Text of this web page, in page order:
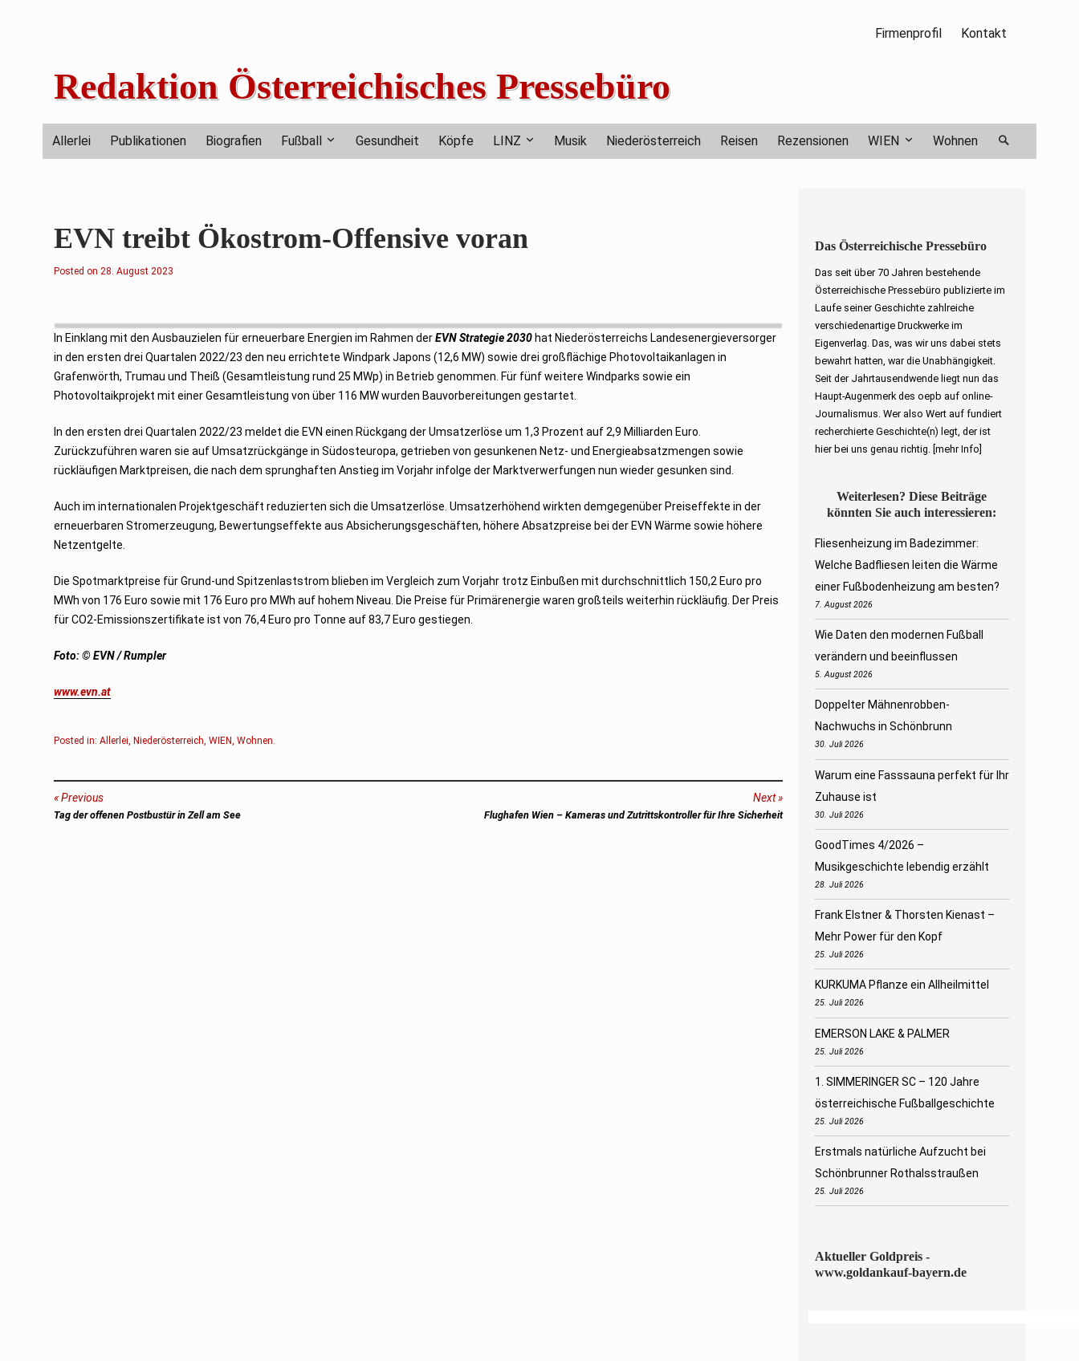
Firmenprofil Kontakt
Redaktion Österreichisches Pressebüro
Allerlei Publikationen Biografien Fußball Gesundheit Köpfe LINZ Musik Niederösterreich Reisen Rezensionen WIEN Wohnen
EVN treibt Ökostrom-Offensive voran
Posted on 2
g
u
s
t
2
0
3
28. August 2023
In Einklang mit den Ausbauzielen für erneuerbare Energien im Rahmen derEVN Strategie 2030hat Niederösterreichs Landesenergieversorger
in den ersten drei Quartalen 2022/23 den neu errichtete Windpark Japons (12,6 MW) sowie drei großflächige Photovoltaikanlagen in
Grafenwörth, Trumau und Theiß (Gesamtleistung rund 25 MWp) in Betrieb genommen. Für fünf weitere Windparks sowie ein
Photovoltaikprojekt mit einer Gesamtleistung von über 116 MW wurden Bauvorbereitungen gestartet.
In den ersten drei Quartalen 2022/23 meldet die EVN einen Rückgang der Umsatzerlöse um 1,3 Prozent auf 2,9 Milliarden Euro.
Zurückzuführen waren sie auf Umsatzrückgänge in Südosteuropa, getrieben von gesunkenen Netz- und Energieabsatzmengen sowie
rückläufigen Marktpreisen, die nach dem sprunghaften Anstieg im Vorjahr infolge der Marktverwerfungen nun wieder gesunken sind.
Auch im internationalen Projektgeschäft reduzierten sich die Umsatzerlöse. Umsatzerhöhend wirkten demgegenüber Preiseffekte in der
erneuerbaren Stromerzeugung, Bewertungseffekte aus Absicherungsgeschäften, höhere Absatzpreise bei der EVN Wärme sowie höhere
Netzentgelte.
Die Spotmarktpreise für Grund-und Spitzenlaststrom blieben im Vergleich zum Vorjahr trotz Einbußen mit durchschnittlich 150,2 Euro pro
MWh von 176 Euro sowie mit 176 Euro pro MWh auf hohem Niveau. Die Preise für Primärenergie waren großteils weiterhin rückläufig. Der Preis
für CO2-Emissionszertifikate ist von 76,4 Euro pro Tonne auf 83,7 Euro gestiegen.
Foto: © EVN / Rumpler
www.evn.at
Posted in:Allerlei ,Niederösterreich ,WIEN ,Wohnen
Beitragsnavigation
Previous
Previous
Tag der offenen Postbustür in Zell am See
Next
Next
Flughafen Wien – Kameras und Zutrittskontroller für Ihre Sicherheit
Das Österreichische Pressebüro
Das seit über 70 Jahren bestehende
Österreichische Pressebüro publizierte im
Laufe seiner Geschichte zahlreiche
verschiedenartige Druckwerke im
Eigenverlag. Das, was wir uns dabei stets
bewahrt hatten, war die Unabhängigkeit.
Seit der Jahrtausendwende liegt nun das
Haupt-Augenmerk des oepb auf online-
Journalismus. Wer also Wert auf fundiert
recherchierte Geschichte(n) legt, der ist
hier bei uns genau richtig. [mehr Info]
Weiterlesen? Diese Beiträge
könnten Sie auch interessieren:
Fliesenheizung im Badezimmer:
Welche Badfliesen leiten die Wärme
einer Fußbodenheizung am besten?
7. August 2026
Wie Daten den modernen Fußball
verändern und beeinflussen
5. August 2026
Doppelter Mähnenrobben-
Nachwuchs in Schönbrunn
30. Juli 2026
Warum eine Fasssauna perfekt für Ihr
Zuhause ist
30. Juli 2026
GoodTimes 4/2026 –
Musikgeschichte lebendig erzählt
28. Juli 2026
Frank Elstner & Thorsten Kienast –
Mehr Power für den Kopf
25. Juli 2026
KURKUMA Pflanze ein Allheilmittel
25. Juli 2026
EMERSON LAKE & PALMER
25. Juli 2026
1. SIMMERINGER SC – 120 Jahre
österreichische Fußballgeschichte
25. Juli 2026
Erstmals natürliche Aufzucht bei
Schönbrunner Rothalsstraußen
25. Juli 2026
Aktueller Goldpreis -
www.goldankauf-bayern.de